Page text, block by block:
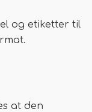
og etiketter til
at den